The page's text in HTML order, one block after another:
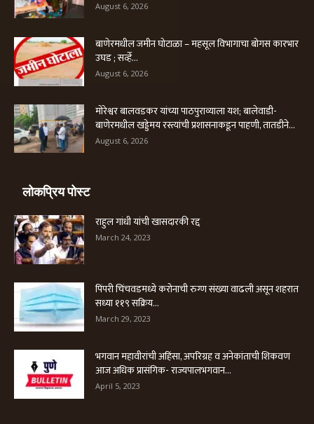
August 6, 2026
बाणेरमधील जमीन घोटाळा – महसूल विभागाचा बोगस कारभार
उघड ; सर्व्हे...
August 6, 2026
मोरेश्वर बालवडकर यांच्या पाठपुराव्याला यश; बालेवाडी-
बाणेरमधील खड्डेमय रस्त्यांची प्रशासनाकडून पाहणी, तातडीने...
August 6, 2026
लोकप्रिय पोस्ट
राहुल गांधी यांची खासदारकी रद्द
March 24, 2023
पिंपरी चिंचवडमध्ये करोनाची रुग्ण संख्या वाढली असून शहरात
सध्या ११९ सक्रिय...
March 29, 2023
भगवान महावीरांची अहिंसा, अपरिग्रह व अनेकांताची शिकवण
आज अधिक प्रासंगिक- राज्यपालभगवान...
April 5, 2023